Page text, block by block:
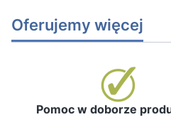
Oferujemy więcej
Pomoc w doborze